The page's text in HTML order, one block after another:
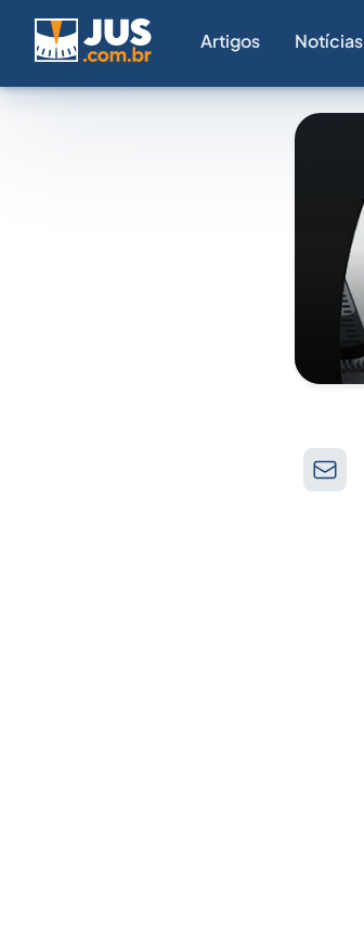
Artigos Notícias